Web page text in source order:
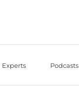
Experts Podcasts